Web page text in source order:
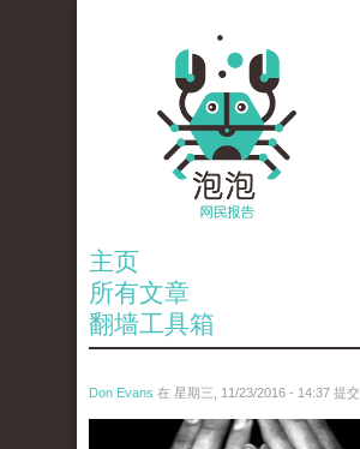
主页
所有文章
翻墙工具箱
Don Evans 在 星期三, 11/23/2016 - 14:37 提交
tou_2.jpg